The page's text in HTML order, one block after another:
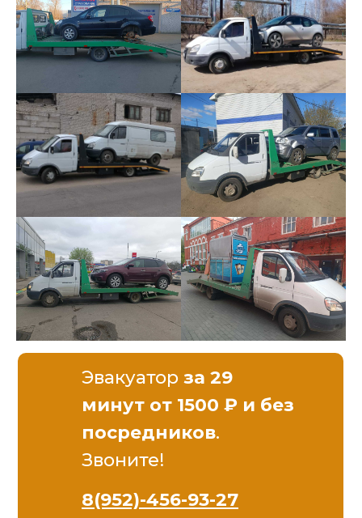
Эвакуатор за 29
минут от 1500 ₽ и без
посредников.
Звоните!
8(952)-456-93-27